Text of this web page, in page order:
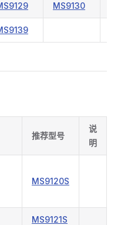
MS9130
推荐型号
说
明
MS9120S
MS9121S